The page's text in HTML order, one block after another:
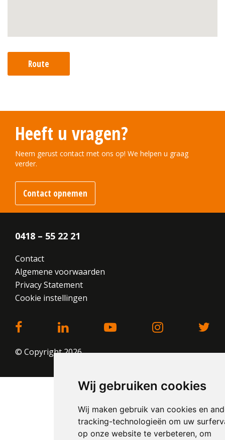
Wij gebruiken cookies
Wij maken gebruik van cookies en
tracking-technologieën om uw
op onze website te verbeteren, om
Route
Heeft u vragen?
Neem gerust contact met ons op! We helpen u graag
verder.
Contact opnemen
0418 – 55 22 21
Contact
Algemene voorwaarden
Privacy Statement
Cookie instellingen
© Copyright 2026